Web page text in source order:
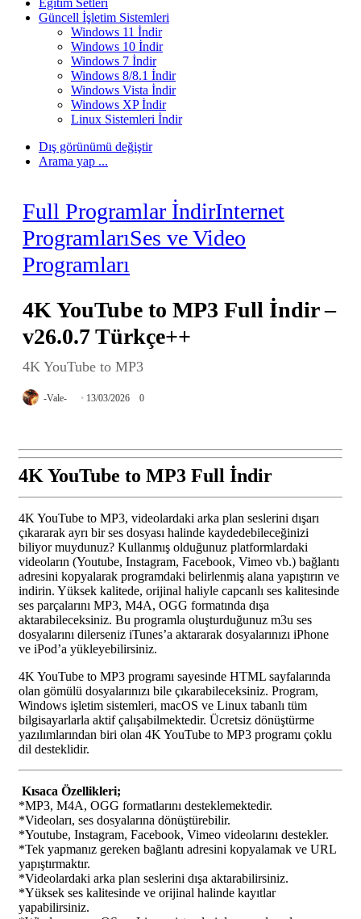
Eğitim Setleri
Güncell İşletim Sistemleri
Windows 11 İndir
Windows 10 İndir
Windows 7 İndir
Windows 8/8.1 İndir
Windows Vista İndir
Windows XP İndir
Linux Sistemleri İndir
Dış görünümü değiştir
Arama yap ...
Full Programlar İndirInternet
ProgramlarıSes ve Video
Programları
4K YouTube to MP3 Full İndir –
v26.0.7 Türkçe++
4K YouTube to MP3
-Vale- 13/03/2026 0
4K YouTube to MP3 Full İndir
4K YouTube to MP3, videolardaki arka plan seslerini dışarı
çıkararak ayrı bir ses dosyası halinde kaydedebileceğinizi
biliyor muydunuz? Kullanmış olduğunuz platformlardaki
videoların (Youtube, Instagram, Facebook, Vimeo vb.) bağlantı
adresini kopyalarak programdaki belirlenmiş alana yapıştırın ve
indirin. Yüksek kalitede, orijinal haliyle capcanlı ses kalitesinde
ses parçalarını MP3, M4A, OGG formatında dışa
aktarabileceksiniz. Bu programla oluşturduğunuz m3u ses
dosyalarını dilerseniz iTunes’a aktararak dosyalarınızı iPhone
ve iPod’a yükleyebilirsiniz.
4K YouTube to MP3 programı sayesinde HTML sayfalarında
olan gömülü dosyalarınızı bile çıkarabileceksiniz. Program,
Windows işletim sistemleri, macOS ve Linux tabanlı tüm
bilgisayarlarla aktif çalışabilmektedir. Ücretsiz dönüştürme
yazılımlarından biri olan 4K YouTube to MP3 programı çoklu
dil desteklidir.
Kısaca Özellikleri;
*MP3, M4A, OGG formatlarını desteklemektedir.
*Videoları, ses dosyalarına dönüştürebilir.
*Youtube, Instagram, Facebook, Vimeo videolarını destekler.
*Tek yapmanız gereken bağlantı adresini kopyalamak ve URL
yapıştırmaktır.
*Videolardaki arka plan seslerini dışa aktarabilirsiniz.
*Yüksek ses kalitesinde ve orijinal halinde kayıtlar
yapabilirsiniz.